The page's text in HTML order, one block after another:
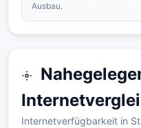
Ausbau.
Internetverfügbarkeit in